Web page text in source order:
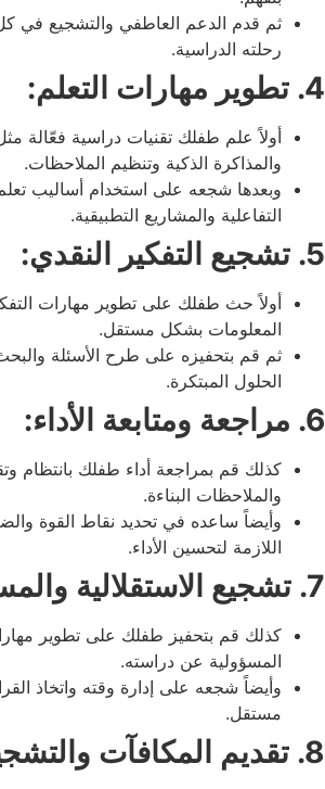
ثم قدم الدعم العاطفي والتشجيع في
رحلته الدراسية.
4. تطوير مهارات التعلم:
أولاً علم طفلك تقنيات دراسية فعّالة مثل
والمذاكرة الذكية وتنظيم الملاحظات.
وبعدها شجعه على استخدام أساليب
التفاعلية والمشاريع التطبيقية.
5. تشجيع التفكير النقدي:
أولاً حث طفلك على تطوير مهارات
المعلومات بشكل مستقل.
ثم قم بتحفيزه على طرح الأسئلة
الحلول المبتكرة.
6. مراجعة ومتابعة الأداء:
كذلك قم بمراجعة أداء طفلك بانتظام
والملاحظات البناءة.
وأيضاً ساعده في تحديد نقاط القوة
اللازمة لتحسين الأداء.
7. تشجيع الاستقلالية والمسؤولية:
كذلك قم بتحفيز طفلك على تطوير
المسؤولية عن دراسته.
وأيضاً شجعه على إدارة وقته واتخاذ
مستقل.
8. تقديم المكافآت والتشجيع: